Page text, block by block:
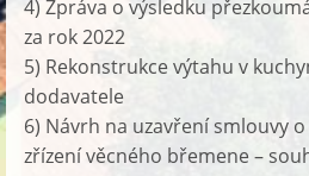
4) Zpráva o výsledku
za rok 2022
5) Rekonstrukce výtahu v
dodavatele
6) Návrh na uzavření smlouvy
zřízení věcného břemene –